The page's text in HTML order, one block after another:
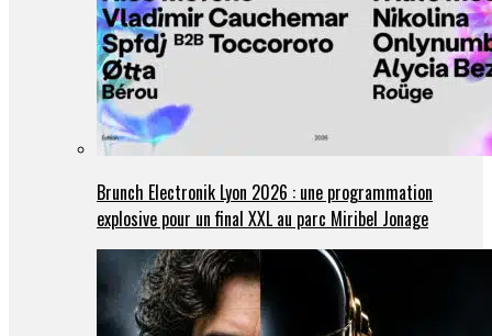
Brunch Electronik Lyon 2026 : une programmation
explosive pour un final XXL au parc Miribel Jonage